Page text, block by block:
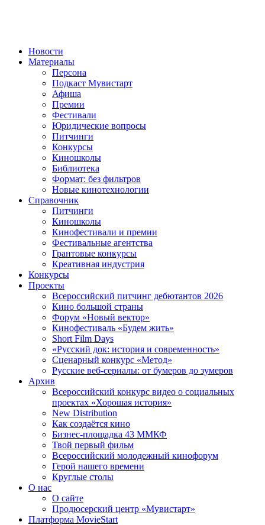
Новости
Материалы
Персона
Подкаст Мувистарт
Афиша
Премии
Фестивали
Юридические вопросы
Питчинги
Конкурсы
Киношколы
Библиотека
Формат: без фильтров
Новые кинотехнологии
Справочник
Питчинги
Киношколы
Кинофестивали и премии
Фестивальные агентства
Грантовые конкурсы
Креативная индустрия
Конкурсы
Проекты
Всероссийский питчинг дебютантов 2026
Кино большой страны
Форум «Новый вектор»
Кинофестиваль «Будем жить»
Short Film Days
«Русский док: история и современность»
Сценарный конкурс «Метод»
Русские веб-сериалы: от бумеров до зумеров
Архив
Всероссийский конкурс видео о социальных
проектах «Хорошая история»
New Distribution
Как создаётся кино
Бизнес-площадка 43 ММКФ
Твой первый фильм
Всероссийский молодежный кинофорум
Герой нашего времени
Круглые столы
О нас
О сайте
Продюсерский центр «Мувистарт»
Платформа MovieStart